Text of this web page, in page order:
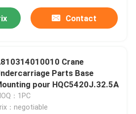
Contact
Crane
Parts Base
pour HQC5420J.32.5A
：1PC
：negotiable